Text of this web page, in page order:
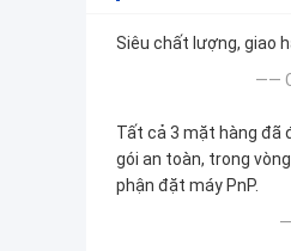
Siêu chất lượng, giao
——
Tất cả 3 mặt hàng đã
gói an toàn, trong
phận đặt máy PnP.